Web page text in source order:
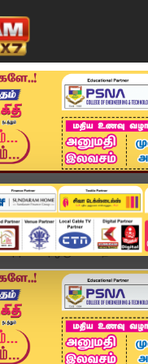
அண்மை தமிழ்நாடு
Appavu | ஒரு கட்சி